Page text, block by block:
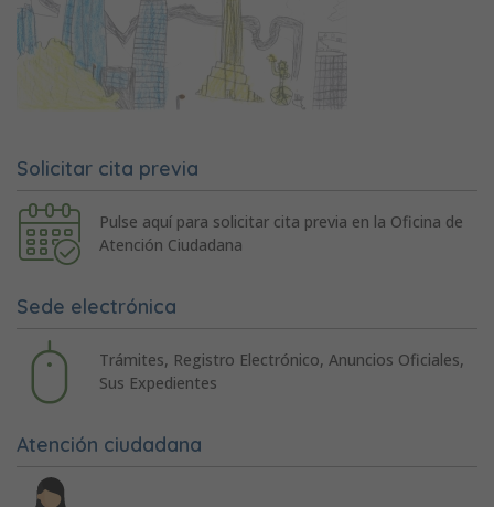
Solicitar cita previa
Pulse aquí para solicitar cita previa en la Oficina de
Atención Ciudadana
Sede electrónica
Trámites, Registro Electrónico, Anuncios Oficiales,
Sus Expedientes
Atención ciudadana